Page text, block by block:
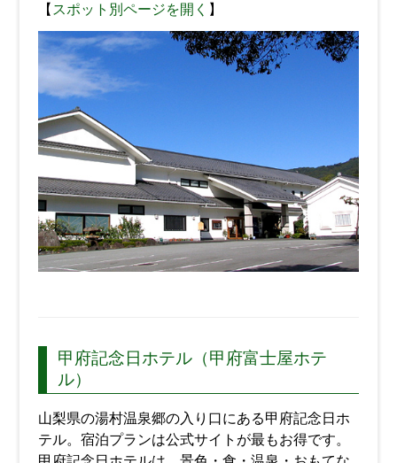
【 スポット別ページを開く 】
甲府記念日ホテル（甲府富士屋ホテ
ル）
山梨県の湯村温泉郷の入り口にある甲府記念日ホ
テル。宿泊プランは公式サイトが最もお得です。